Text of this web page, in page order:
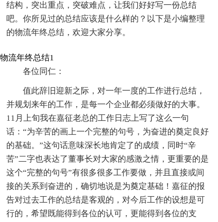
结构，突出重点，突破难点，让我们好好写一份总结
吧。你所见过的总结应该是什么样的？以下是小编整理
的物流年终总结，欢迎大家分享。
物流年终总结1
各位同仁：
值此辞旧迎新之际，对一年一度的工作进行总结，
并规划来年的工作，是每一个企业都必须做好的大事。
11月上旬我在嘉征老总的工作日志上写了这么一句
话：“为辛苦的画上一个完整的句号，为奋进的奠定良好
的基础。”这句话意味深长地肯定了的成绩，同时“辛
苦”二字也表达了董事长对大家的感激之情，更重要的是
这个“完整的句号”有很多很多工作要做，并且直接或间
接的关系到奋进的，确切地说是为奠定基础！嘉征的报
告对过去工作的总结是客观的，对今后工作的设想是可
行的，希望既能得到各位的认可，更能得到各位的支